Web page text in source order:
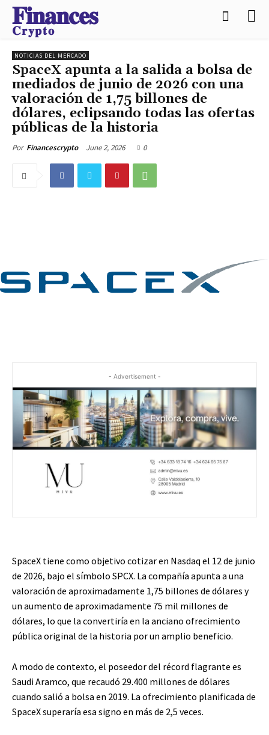
𝐅𝐢𝐧𝐚𝐧𝐜𝐞𝐬
𝐂𝐫𝐲𝐩𝐭𝐨
NOTICIAS DEL MERCADO
SpaceX apunta a la salida a bolsa de
mediados de junio de 2026 con una
valoración de 1,75 billones de
dólares, eclipsando todas las ofertas
públicas de la historia
Por Financescrypto June 2, 2026 0
- Advertisement -
SpaceX tiene como objetivo cotizar en Nasdaq el 12 de junio
de 2026, bajo el símbolo SPCX. La compañía apunta a una
valoración de aproximadamente 1,75 billones de dólares y
un aumento de aproximadamente 75 mil millones de
dólares, lo que la convertiría en la anciano ofrecimiento
pública original de la historia por un amplio beneficio.
A modo de contexto, el poseedor del récord flagrante es
Saudi Aramco, que recaudó 29.400 millones de dólares
cuando salió a bolsa en 2019. La ofrecimiento planificada de
SpaceX superaría esa signo en más de 2,5 veces.